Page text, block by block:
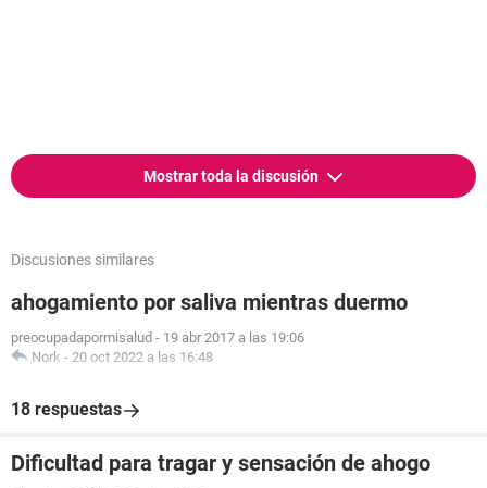
Mostrar toda la discusión
Discusiones similares
ahogamiento por saliva mientras duermo
preocupadapormisalud - 19 abr 2017 a las 19:06
Nork - 20 oct 2022 a las 16:48
18 respuestas
Dificultad para tragar y sensación de ahogo